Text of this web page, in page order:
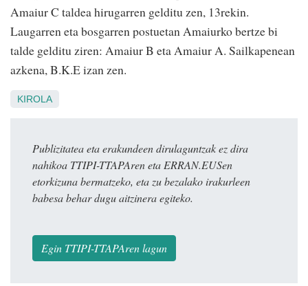
Amaiur C taldea hirugarren gelditu zen, 13rekin.
Laugarren eta bosgarren postuetan Amaiurko bertze bi
talde gelditu ziren: Amaiur B eta Amaiur A. Sailkapenean
azkena, B.K.E izan zen.
KIROLA
Publizitatea eta erakundeen dirulaguntzak ez dira
nahikoa TTIPI-TTAPAren eta ERRAN.EUSen
etorkizuna bermatzeko, eta zu bezalako irakurleen
babesa behar dugu aitzinera egiteko.
Egin TTIPI-TTAPAren lagun